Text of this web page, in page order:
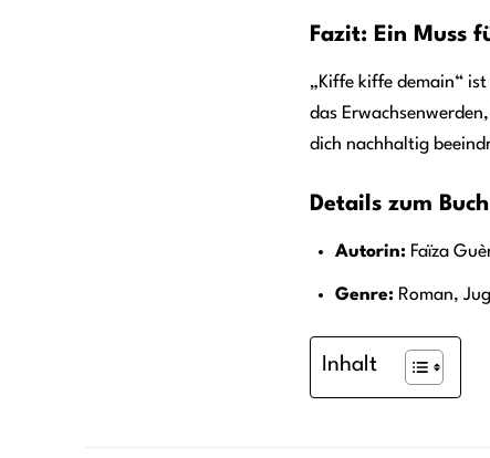
Fazit: Ein Muss
„Kiffe kiffe demain“
das
dich nachhaltig
Details zum Buch
Autorin: Faïza
Genre: Roman,
Inhalt